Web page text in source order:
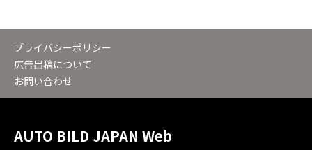
プライバシーポリシー
広告出稿について
お問い合わせ
AUTO BILD JAPAN Web